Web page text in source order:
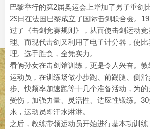
巴黎举行的第2届奥运会上增加了男子重剑
29日在法国巴黎成立了国际击剑联合会。
过了《击剑竞赛规则》，从而使击剑运动
理。而现代击剑又利用了电子计分器，使
理。选手胜负，全凭实力。
看俩孙女在击剑馆训练，更是令人兴奋。
运动员，在训练场做小步跑、前踢腿、侧
步、快频率加速跑等十几个准备活动，为
受伤，加强力量、灵活性、适应性锻练。
来，运动员即汗水淋淋。
之后，教练带领运动员开始进行基本功训